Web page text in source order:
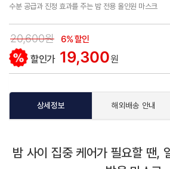
수분 공급과 진정 효과를 주는 밤 전용 올인원 마스크
20,600원 6% 할인
할인가 19,300원
상세정보 해외배송 안내
밤 사이 집중 케어가 필요할 땐,